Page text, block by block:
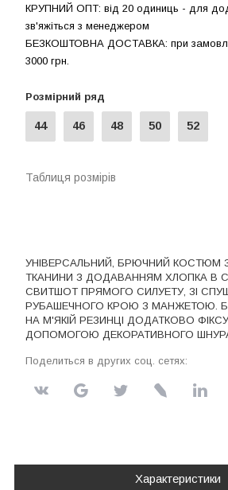
КРУПНИЙ ОПТ: від 20 одиниць - для
зв'яжіться з менеджером
БЕЗКОШТОВНА ДОСТАВКА: при
3000 грн.
44 46 48 50 52
Таблиця розмірів
УНІВЕРСАЛЬНИЙ, БРЮЧНИЙ КОСТЮМ
ТКАНИНИ З ДОДАВАННЯМ ХЛОПКА В
СВИТШОТ ПРЯМОГО СИЛУЕТУ, ЗІ
РУБАШЕЧНОГО КРОЮ З МАНЖЕТОЮ.
НА М'ЯКІЙ РЕЗИНЦІ ДОДАТКОВО
ДОПОМОГОЮ ДЕКОРАТИВНОГО
Поделиться в других соц. сетях:
Характеристики